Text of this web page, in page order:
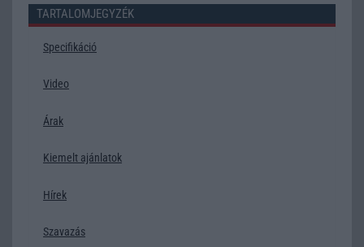
TARTALOMJEGYZÉK
Specifikáció
Video
Árak
Kiemelt ajánlatok
Hírek
Szavazás